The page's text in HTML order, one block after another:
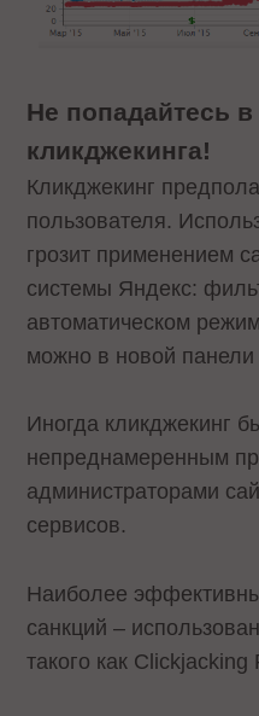
Не попадайтесь
кликджекинга!
Кликджекинг
пользователя.
грозит применением
системы Яндекс:
автоматическом
можно в новой панели
Иногда кликджекинг
непреднамеренным
администраторами
сервисов.
Наиболее
санкций –
такого как Clickjacking